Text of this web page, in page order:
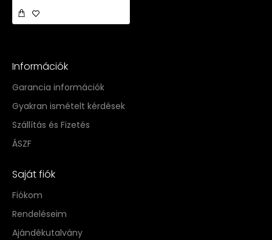
Információk
Garancia információk
Gyakran ismételt kérdések
Szállítás és Fizetés
ÁSZF
Saját fiók
Fiókom
Rendeléseim
Ajándékutalvány